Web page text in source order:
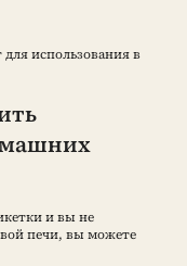
использования в
и вы не
печи, вы можете